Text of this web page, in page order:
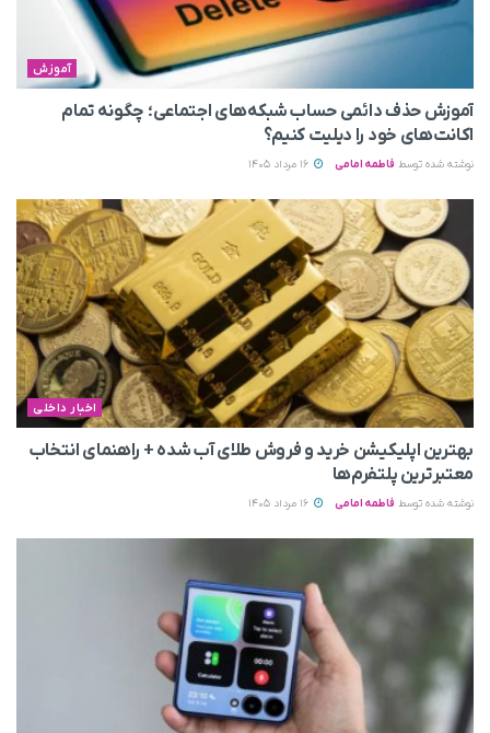
آموزش
آموزش حذف دائمی حساب شبکه‌های اجتماعی؛ چگونه تمام
اکانت‌های خود را دیلیت کنیم؟
نوشته شده توسط فاطمه امامی
اخبار داخلی
بهترین اپلیکیشن خرید و فروش طلای آب شده + راهنمای انتخاب
معتبرترین پلتفرم‌ها
نوشته شده توسط فاطمه امامی